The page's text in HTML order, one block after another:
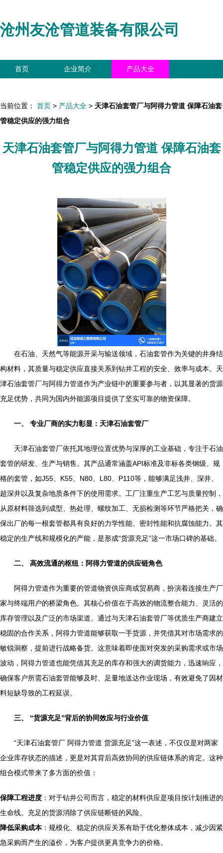
沧州友沧管道装备有限公司
首页 企业简介 产品大全
当前位置： 首页 > 产品大全 > 天津石油套管厂与阿得力管道 保障石油套
管稳定供应的强力组合
天津石油套管厂与阿得力管道 保障石油套
管稳定供应的强力组合
在石油、天然气等能源开采与输送领域，石油套管作为关键的井身结
构材料，其质量与稳定供应直接关系到钻井工程的安全、效率与成本。天
津石油套管厂与阿得力管道作为产业链中的重要参与者，以其显著的货源
充足优势，共同为国内外能源项目提供了坚实可靠的物资保障。
一、 专业厂商的实力彰显：天津石油套管厂
天津石油套管厂依托其地理位置优势与深厚的工业基础，专注于石油
套管的研发、生产与销售。其产品通常涵盖API标准及非标各类钢级、规
格的套管，如J55、K55、N80、L80、P110等，能够满足浅井、深井、
超深井以及复杂地质条件下的使用需求。工厂注重生产工艺与质量控制，
从原材料筛选到成型、热处理、螺纹加工、无损检测等环节严格把关，确
保出厂的每一根套管都具有良好的力学性能、密封性能和抗腐蚀能力。其
稳定的生产线和规模化的产能，是形成“货源充足”这一市场口碑的基础。
二、 高效流通的枢纽：阿得力管道的供应链角色
阿得力管道作为重要的管道物资供应商或贸易商，扮演着连接生产厂
家与终端用户的桥梁角色。其核心价值在于高效的物流整合能力、灵活的
库存管理以及广泛的市场渠道。通过与天津石油套管厂等优质生产商建立
稳固的合作关系，阿得力管道能够获取一手货源，并凭借其对市场需求的
敏锐洞察，提前进行战略备货。这意味着即使面对突发的采购需求或市场
波动，阿得力管道也能凭借其充足的库存和强大的调货能力，迅速响应，
确保客户所需石油套管能够及时、足量地送达作业现场，有效避免了因材
料短缺导致的工程延误。
三、 “货源充足”背后的协同效应与行业价值
“天津石油套管厂 阿得力管道 货源充足”这一表述，不仅仅是对两家
企业库存状态的描述，更是对其背后高效协同的供应链体系的肯定。这种
组合模式带来了多方面的价值：
保障工程进度 ：对于钻井公司而言，稳定的材料供应是项目按计划推进的
生命线。充足的货源消除了供应链断链的风险。
降低采购成本：规模化、稳定的供应关系有助于优化整体成本，减少因紧
急采购而产生的溢价，为客户提供更具竞争力的价格。